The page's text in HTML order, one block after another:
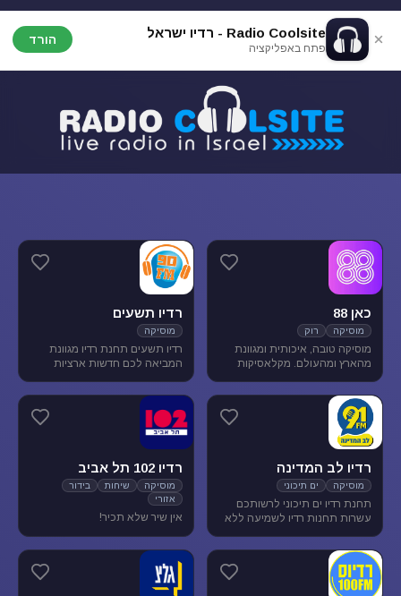
Radio Coolsite - רדיו ישראל
פתח באפליקציה
הורד
כאן 88
מוסיקה רוק
מוסיקה טובה, איכותית ומגוונת
מהארץ ומהעולם. מקלאסיקות
בארץ ובעולם ועד ג'אז, אלטרנטיב,
מוסיקת עולם ובלוז.
רדיו תשעים
מוסיקה
רדיו תשעים תחנת רדיו מגוונת
המביאה לכם חדשות ארציות
ופנאי וכמובן מוסיקה מגוונת
להנאת המאזינים
רדיו לב המדינה
מוסיקה ים תיכוני
תחנת רדיו ים תיכוני לרשותכם
עשרות תחנות רדיו לשמיעה ללא
ים תיכונית, מוסיקה לפי שפות
רדיו 102 תל אביב
מוסיקה שיחות
בידור
אזורי
אין שיר שלא תכיר!